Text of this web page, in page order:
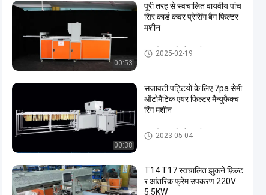
00:53
पूरी तरह से स्वचालित वायवीय पांच
सिर कार्ड कवर प्रेसिंग बैग फिल्टर
मशीन
एयर फिल्टर निर्माण मशीन
2025-02-19
00:38
सजावटी पट्टियों के लिए 7pa सेमी
ऑटोमैटिक एयर फिल्टर मैन्युफैक्च
रिंग मशीन
एयर फिल्टर निर्माण मशीन
2023-05-04
T14 T17 स्वचालित झुकने फ़िल्ट
र आंतरिक फ्रेम उपकरण 220V
5.5KW